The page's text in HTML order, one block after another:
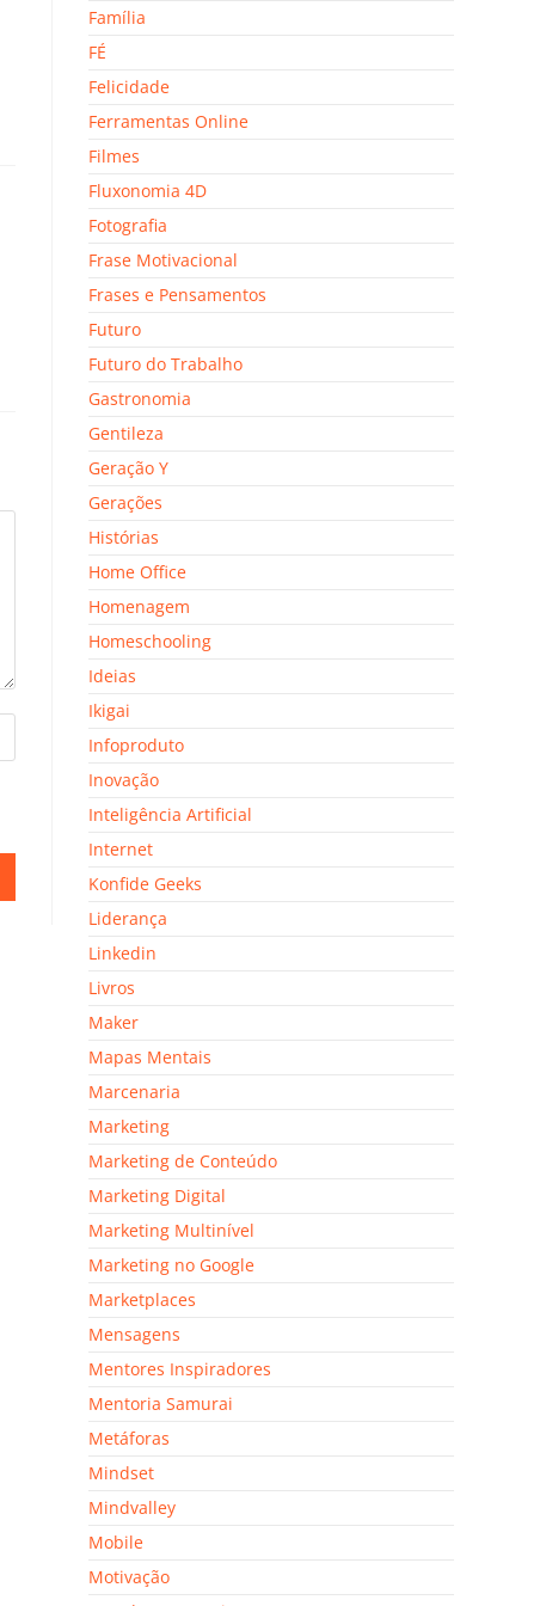
Família
FÉ
Felicidade
Ferramentas Online
Filmes
Fluxonomia 4D
Fotografia
Frase Motivacional
Frases e Pensamentos
Futuro
Futuro do Trabalho
Gastronomia
Gentileza
Geração Y
Gerações
Histórias
Home Office
Homenagem
Homeschooling
Ideias
Ikigai
Infoproduto
Inovação
Inteligência Artificial
Internet
Konfide Geeks
Liderança
Linkedin
Livros
Maker
Mapas Mentais
Marcenaria
Marketing
Marketing de Conteúdo
Marketing Digital
Marketing Multinível
Marketing no Google
Marketplaces
Mensagens
Mentores Inspiradores
Mentoria Samurai
Metáforas
Mindset
Mindvalley
Mobile
Motivação